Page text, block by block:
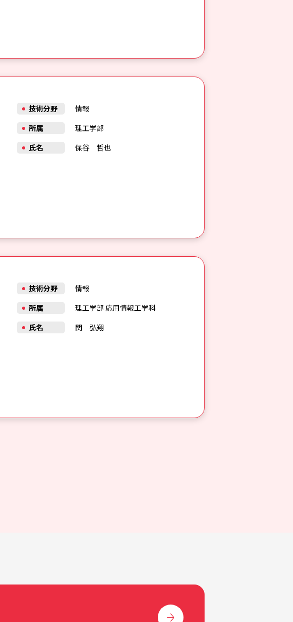
技術分野
情報
所属
理工学部
氏名
保谷 哲也
技術分野
情報
所属
理工学部 応用情報工学科
氏名
関 弘翔